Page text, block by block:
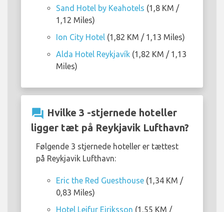
Sand Hotel by Keahotels (1,8 KM /
1,12 Miles)
Ion City Hotel (1,82 KM / 1,13 Miles)
Alda Hotel Reykjavík (1,82 KM / 1,13
Miles)
question_answer Hvilke 3 -stjernede hoteller
ligger tæt på Reykjavik Lufthavn?
Følgende 3 stjernede hoteller er tættest
på Reykjavik Lufthavn:
Eric the Red Guesthouse (1,34 KM /
0,83 Miles)
Hotel Leifur Eiriksson (1,55 KM /